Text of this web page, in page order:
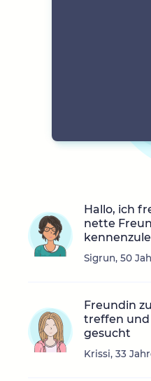
Hallo, ich
nette
Sigrun, 50
Freundin
treffen und
gesucht
Krissi, 33